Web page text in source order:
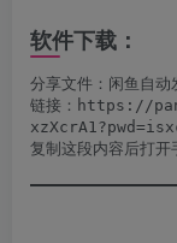
软件下载：
分享文件：闲鱼自动
链接：https://
复制这段内容后打开